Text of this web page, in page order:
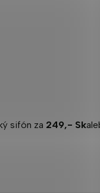
sifón za 249,- Sk